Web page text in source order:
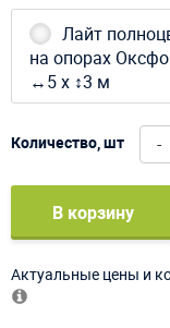
Лайт
на опорах
↔5 х ↕3 м
Количество, шт -
В корзину
Актуальные цены и